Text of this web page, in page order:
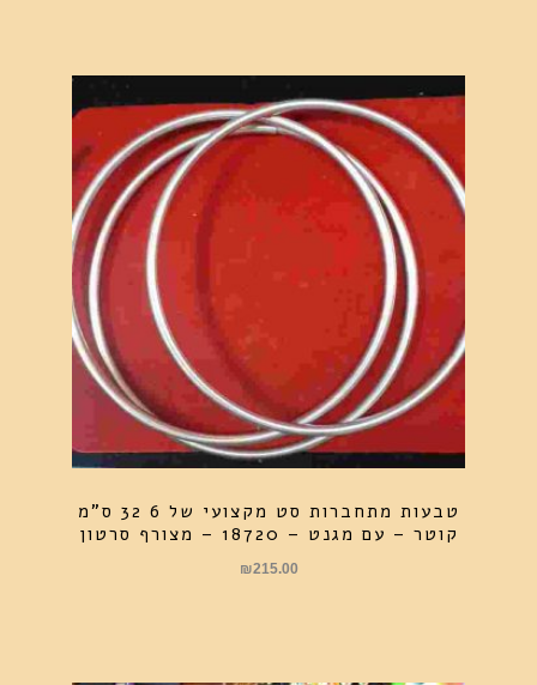
טבעות מתחברות סט מקצועי של 6 32 ס"מ
קוטר – עם מגנט – 18720 – מצורף סרטון
₪215.00